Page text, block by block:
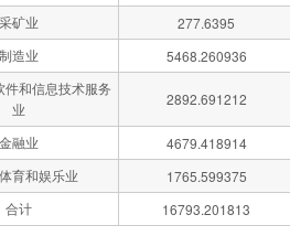
采矿业
277.6395
制造业
5468.260936
件和信息技术服务
业
2892.691212
金融业 4679.418914
育和娱乐业
1765.599375
合计
16793.201813